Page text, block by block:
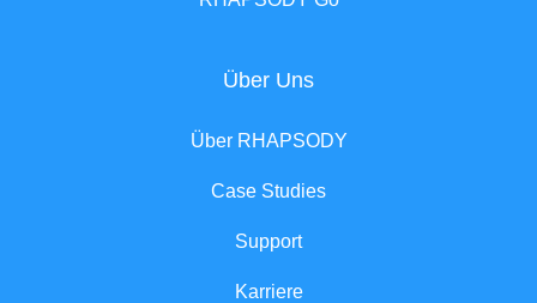
Über Uns
Über RHAPSODY
Case Studies
Support
Karriere